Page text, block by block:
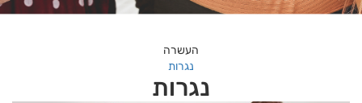
העשרה
נגרות
נגרות